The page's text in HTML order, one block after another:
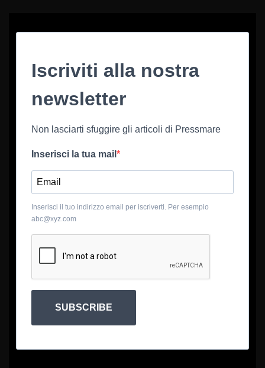
Iscriviti alla nostra
newsletter
Non lasciarti sfuggire gli articoli di Pressmare
Inserisci la tua mail
Inserisci il tuo indirizzo email per iscriverti. Per esempio
abc@xyz.com
SUBSCRIBE